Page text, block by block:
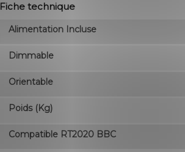
Fiche technique
Alimentation Incluse
Dimmable
Orientable
Poids (kg)
Compatible RT2020 BBC